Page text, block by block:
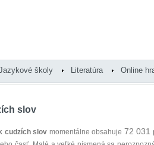
školy Literatúra Online
slov
cudzích slov momentálne obsahuje 72 031